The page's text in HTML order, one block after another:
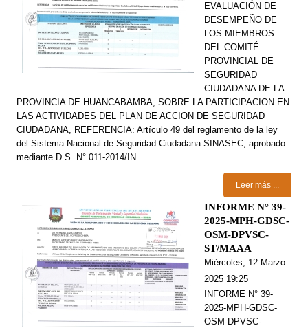
EVALUACIÓN DE
DESEMPEÑO DE
LOS MIEMBROS
DEL COMITÉ
PROVINCIAL DE
SEGURIDAD
CIUDADANA DE LA
PROVINCIA DE HUANCABAMBA, SOBRE LA PARTICIPACION EN
LAS ACTIVIDADES DEL PLAN DE ACCION DE SEGURIDAD
CIUDADANA, REFERENCIA: Artículo 49 del reglamento de la ley
del Sistema Nacional de Seguridad Ciudadana SINASEC, aprobado
mediante D.S. N° 011-2014/IN.
Leer más ...
INFORME N° 39-
2025-MPH-GDSC-
OSM-DPVSC-
ST/MAAA
Miércoles, 12 Marzo
2025 19:25
INFORME N° 39-
2025-MPH-GDSC-
OSM-DPVSC-